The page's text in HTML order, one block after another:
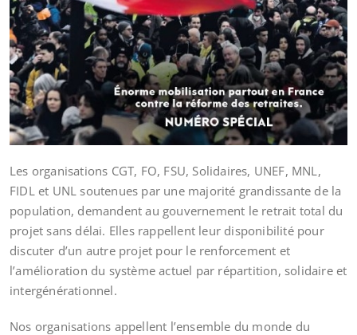
Les organisations CGT, FO, FSU, Solidaires, UNEF, MNL,
FIDL et UNL soutenues par une majorité grandissante de la
population, demandent au gouvernement le retrait total du
projet sans délai. Elles rappellent leur disponibilité pour
discuter d’un autre projet pour le renforcement et
l’amélioration du système actuel par répartition, solidaire et
intergénérationnel.
Nos organisations appellent l’ensemble du monde du